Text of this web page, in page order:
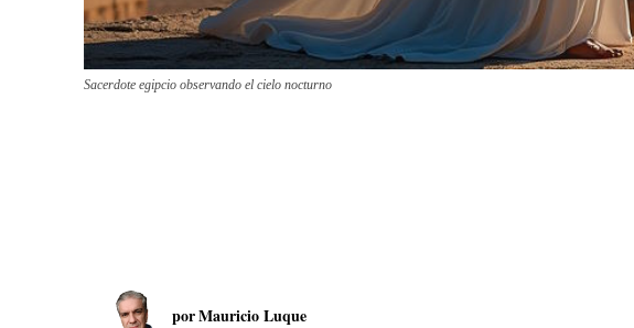
Sacerdote egipcio observando el cielo nocturno
porMauricio Luque